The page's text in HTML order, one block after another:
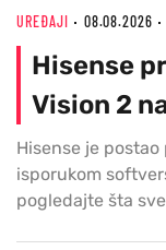
UREĐAJI 08.08.2026
Hisense
Vision 2
Hisense je
isporukom
pogledajte šta